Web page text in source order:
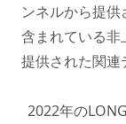
ンネルから提
含まれている非
提供された関連
2022年の